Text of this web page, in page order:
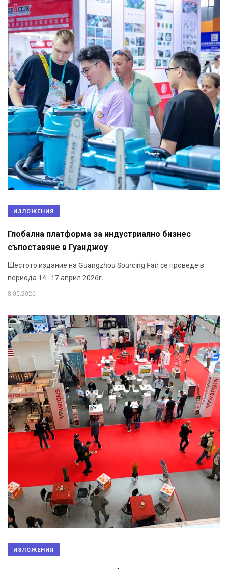
ИЗЛОЖЕНИЯ
Глобална платформа за индустриално бизнес
съпоставяне в Гуанджоу
Шестото издание на Guangzhou Sourcing Fair се проведе в
периода 14–17 април 2026г.
8.05.2026
ИЗЛОЖЕНИЯ